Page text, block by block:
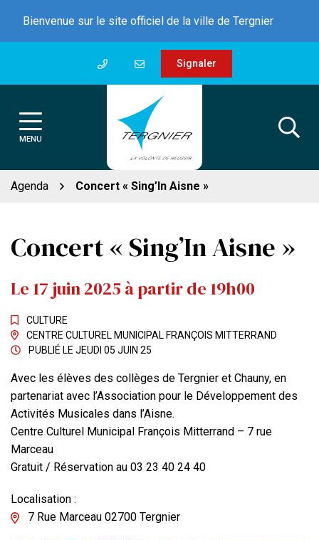
contenu
Bienvenue sur le site officiel de la ville de Tergnier
Signaler
MENU
Agenda Concert « Sing’In Aisne »
Concert « Sing’In Aisne »
Le 17 juin2025 à partir de 19h00
CULTURE
CENTRE CULTUREL MUNICIPAL FRANÇOIS MITTERRAND
PUBLIÉ LE JEUDI 05 JUIN 25
Avec les élèves des collèges de Tergnier et Chauny, en
partenariat avec l’Association pour le Développement des
Activités Musicales dans l’Aisne.
Centre Culturel Municipal François Mitterrand – 7 rue
Marceau
Gratuit / Réservation au 03 23 40 24 40
Localisation :
7 Rue Marceau 02700 Tergnier